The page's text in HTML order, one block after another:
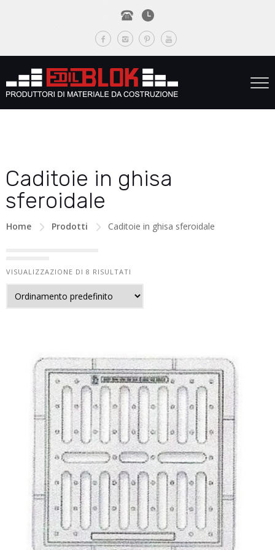
Caditoie in ghisa
sferoidale
Home Prodotti Caditoie in ghisa sferoidale
VISUALIZZAZIONE DI 8 RISULTATI